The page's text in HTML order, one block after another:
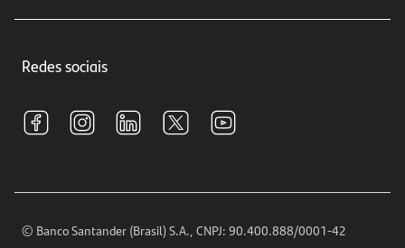
Crédito e Financiamentos
Investimentos
Relações com Investidores
Central de Renegociação
S.A.C
Encontre nossas agências
Horários de Atendimento
Redes sociais
© Banco Santander (Brasil) S.A., CNPJ: 90.400.888/0001-42